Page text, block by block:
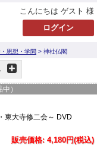
こんにちは ゲスト 様
思想・学問 > 神社仏閣
）
東大寺修二会～ DVD
販売価格: 4,180円(税込)